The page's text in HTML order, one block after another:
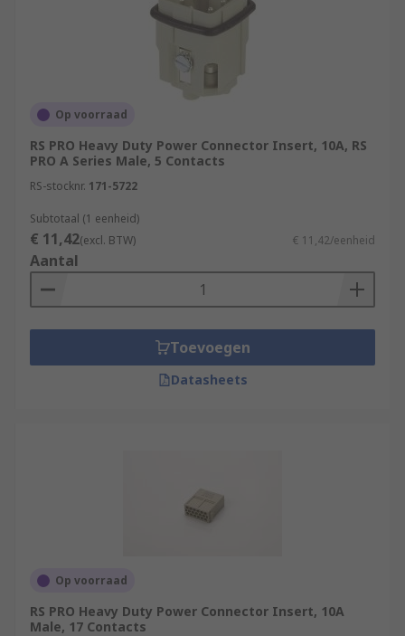
Op voorraad
RS PRO Heavy Duty Power Connector Insert, 10A, RS
PRO A Series Male, 5 Contacts
RS-stocknr. 171-5722
Subtotaal (1 eenheid)
€ 11,42(excl. BTW) € 11,42/eenheid
Aantal
Toevoegen
Datasheets
Op voorraad
RS PRO Heavy Duty Power Connector Insert, 10A
Male, 17 Contacts